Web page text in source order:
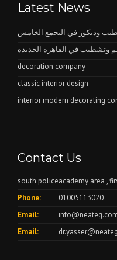
Latest News
وديكور في التجمع الخامس
وتشطيب في القاهرة الجديدة
decoration company
classic interior design
interior modern decorating
Contact Us
south policeacademy area ,
Phone:
01005113020
Email:
Email: